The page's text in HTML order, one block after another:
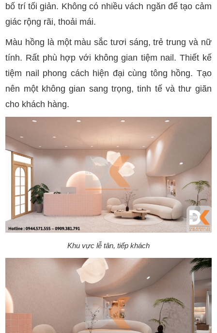
bố trí tối giản. Không có nhiều vách ngăn để tạo cảm
giác rộng rãi, thoải mái.
Màu hồng là một màu sắc tươi sáng, trẻ trung và nữ
tính. Rất phù hợp với không gian tiệm nail. Thiết kế
tiệm nail phong cách hiện đại cùng tông hồng. Tạo
nên một không gian sang trọng, tinh tế và thư giãn
cho khách hàng.
Khu vực lễ tân, tiếp khách